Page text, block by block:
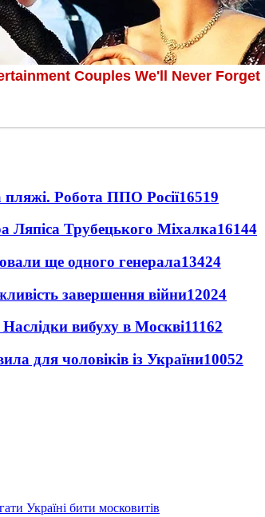
Робота ППО Росії16519
Ляпіса Трубецького Міхалка16144
ще одного генерала13424
завершення війни12024
Наслідки вибуху в Москві11162
для чоловіків із України10052